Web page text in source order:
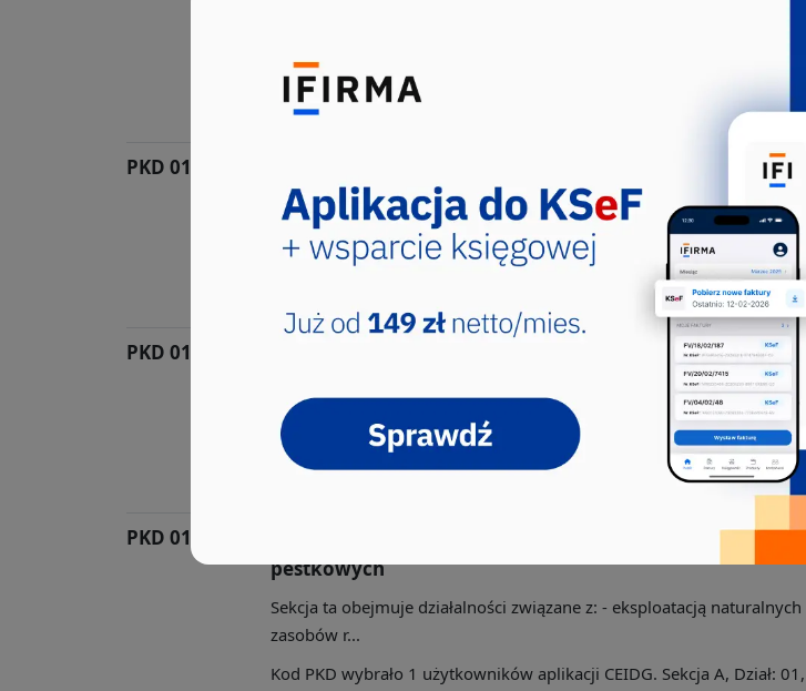
Kod PKD wybrało 2 użytkowników aplikacji CEIDG. Sekcja A, Dział: 01,
Grupa: 01.4, Klasa: 01.47
PKD 01.46.Z
Sekcja ta obejmuje działalności związane z: - eksploatacją naturalnych
zasobów r...
Kod PKD wybrało 2 użytkowników aplikacji CEIDG. Sekcja A, Dział: 01,
PKD 01.27.Z Uprawa roślin wykorzystywanych do produkcji napojów
Sekcja ta obejmuje działalności związane z: - eksploatacją naturalnych
zasobów r...
Kod PKD wybrało 1 użytkowników aplikacji CEIDG. Sekcja A, Dział: 01,
PKD 01.24.Z
Uprawa drzew i krzewów owocowych ziarnkowych i
pestkowych
Sekcja ta obejmuje działalności związane z: - eksploatacją naturalnych
zasobów r...
Kod PKD wybrało 1 użytkowników aplikacji CEIDG. Sekcja A, Dział: 01,